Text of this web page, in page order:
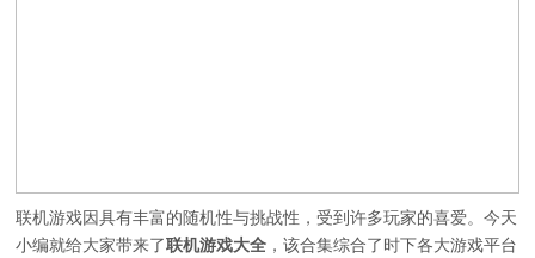
联机游戏因具有丰富的随机性与挑战性，受到许多玩家的喜爱。今天
小编就给大家带来了联机游戏大全 ，该合集综合了时下各大游戏平台